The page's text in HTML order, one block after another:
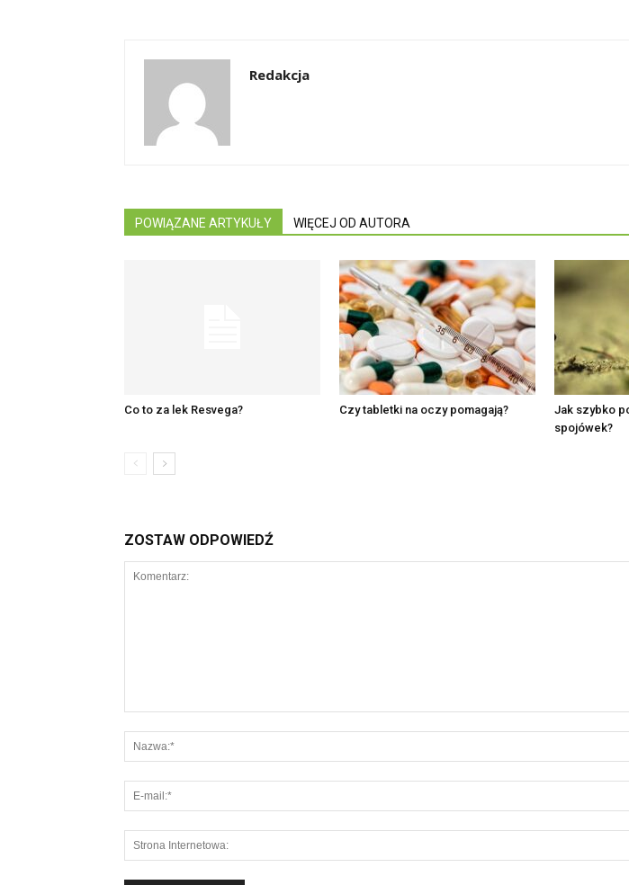
Redakcja
POWIĄZANE ARTYKUŁY WIĘCEJ OD AUTORA
Co to za lek Resvega? Czy tabletki na oczy pomagają?
Jak szybko
spojówek?
ZOSTAW ODPOWIEDŹ